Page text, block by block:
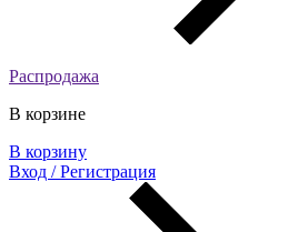
Распродажа
В корзине
В корзину
Вход / Регистрация